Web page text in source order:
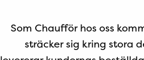
Som Chaufför hos oss
sträcker sig kring stora